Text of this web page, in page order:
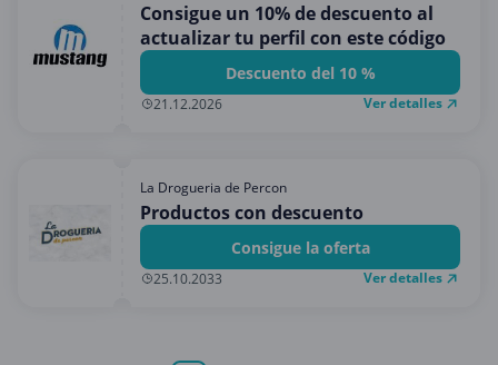
Consigue un 10% de descuento al
actualizar tu perfil con este código
Descuento del 10 %
21.12.2026 Ver detalles
La Drogueria de Percon
Productos con descuento
Consigue la oferta
25.10.2033 Ver detalles